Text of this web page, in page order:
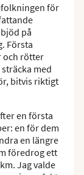
för
på
Första
och rötter
med
bitvis riktigt
en första
en för dem
en längre
föredrog ett
Jag valde